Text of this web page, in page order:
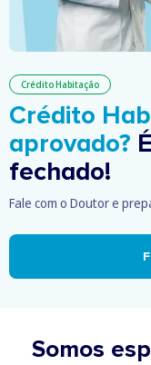
Crédito Habitação
Crédito
aprovado?
fechado!
Fale com o Doutor e
Somos